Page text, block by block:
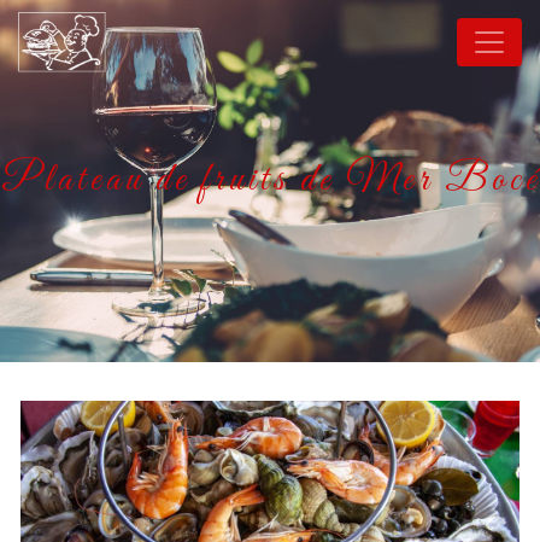
Panneau de gestion des cookies
Plateau de fruits de Mer Bocé